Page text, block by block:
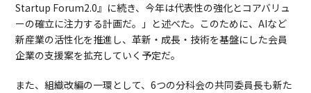
Startup Forum2.0』に続き、今年は代表性の強化とコアバリュ
ーの確立に注力する計画だ。」と述べた。このために、AIなど
新産業の活性化を推進し、革新・成長・技術を基盤にした会員
企業の支援案を拡充していく予定だ。
また、組織改編の一環として、6つの分科会の共同委員長も新た